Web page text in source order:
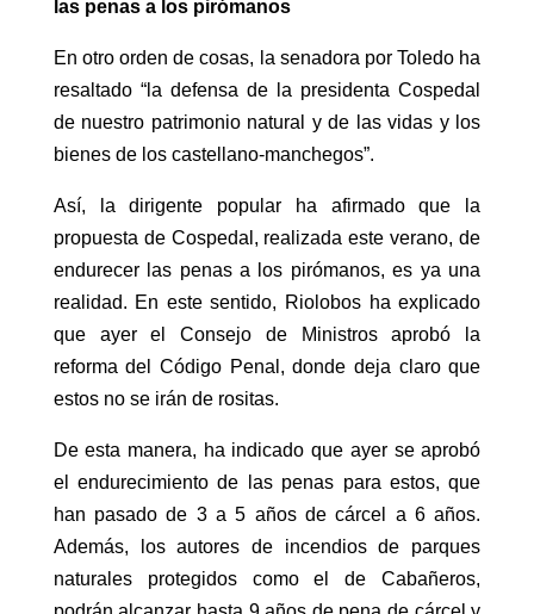
las penas a los pirómanos
En otro orden de cosas, la senadora por Toledo ha
resaltado “la defensa de la presidenta Cospedal
de nuestro patrimonio natural y de las vidas y los
bienes de los castellano-manchegos”.
Así, la dirigente popular ha afirmado que la
propuesta de Cospedal, realizada este verano, de
endurecer las penas a los pirómanos, es ya una
realidad. En este sentido, Riolobos ha explicado
que ayer el Consejo de Ministros aprobó la
reforma del Código Penal, donde deja claro que
estos no se irán de rositas.
De esta manera, ha indicado que ayer se aprobó
el endurecimiento de las penas para estos, que
han pasado de 3 a 5 años de cárcel a 6 años.
Además, los autores de incendios de parques
naturales protegidos como el de Cabañeros,